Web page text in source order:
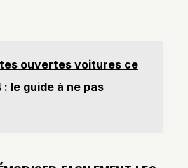
ouvertes voitures ce
le guide à ne pas